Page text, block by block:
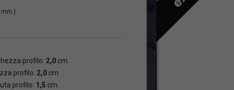
mm.)
profilo: 2,0 cm.
profilo: 2,0 cm.
profilo: 1,5 cm.